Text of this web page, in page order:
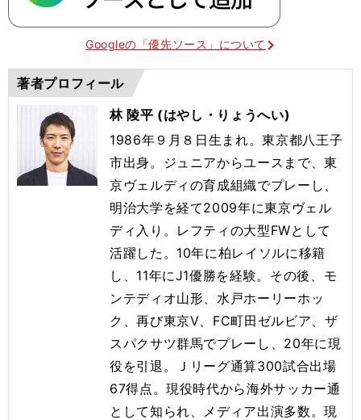
Googleの「優先ソース」について
著者プロフィール
林 陵平 (はやし・りょうへい)
1986年９月８日生まれ。東京都八王子
市出身。ジュニアからユースまで、東
京ヴェルディの育成組織でプレーし、
明治大学を経て2009年に東京ヴェル
ディ入り。レフティの大型FWとして
活躍した。10年に柏レイソルに移籍
し、11年にJ1優勝を経験。その後、モ
ンテディオ山形、水戸ホーリーホッ
ク、再び東京Ⅴ、FC町田ゼルビア、ザ
スパクサツ群馬でプレーし、20年に現
役を引退。Ｊリーグ通算300試合出場
67得点。現役時代から海外サッカー通
として知られ、メディア出演多数。現